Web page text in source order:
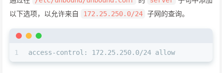
以下选项，以允许来自
172.25.250.0/24 子网的查询。
1 access-control: 172.25.250.0/24 allow